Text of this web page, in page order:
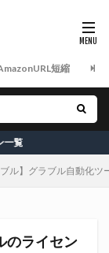
短縮
ブル】グラブル自動化
のライセン